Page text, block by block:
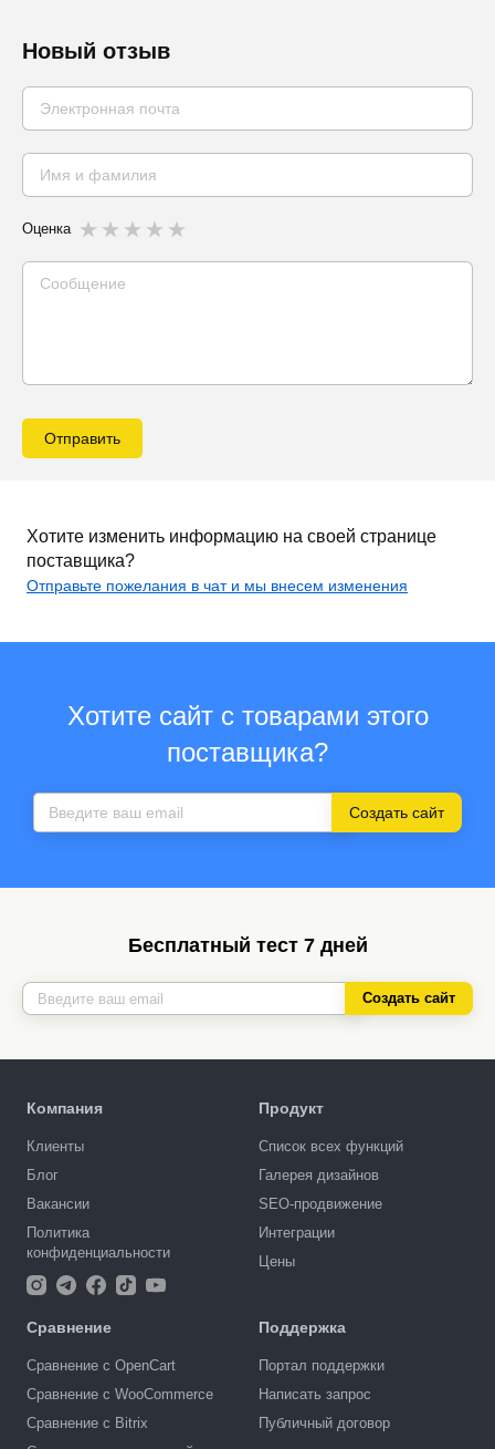
Новый отзыв
Оценка
Отправить
Хотите изменить информацию на своей странице
поставщика?
Отправьте пожелания в чат и мы внесем изменения
Хотите сайт с товарами этого
поставщика?
Создать сайт
Бесплатный тест 7 дней
Создать сайт
Компания
Клиенты
Блог
Вакансии
Политика
конфиденциальности
Продукт
Список всех функций
Галерея дизайнов
SEO-продвижение
Интеграции
Цены
Сравнение
Сравнение с OpenCart
Сравнение с WooCommerce
Сравнение с Bitrix
Поддержка
Портал поддержки
Написать запрос
Публичный договор